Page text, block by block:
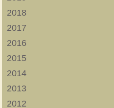
2018
2017
2016
2015
2014
2013
2012